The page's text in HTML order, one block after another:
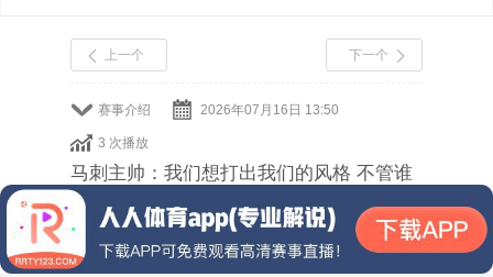
赛事介绍 2026年07月16日 13:50
3 次播放
上一个 下一个
马刺主帅：我们想打出我们的风格 不管谁
在场上都保持这种风格